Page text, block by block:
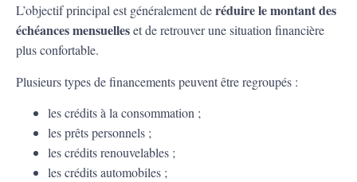
L’objectif principal est généralement deréduire le montant des
échéances mensuelleset de retrouver une situation financière
plus confortable.
Plusieurs types de financements peuvent être regroupés :
les crédits à la consommation ;
les prêts personnels ;
les crédits renouvelables ;
les crédits automobiles ;